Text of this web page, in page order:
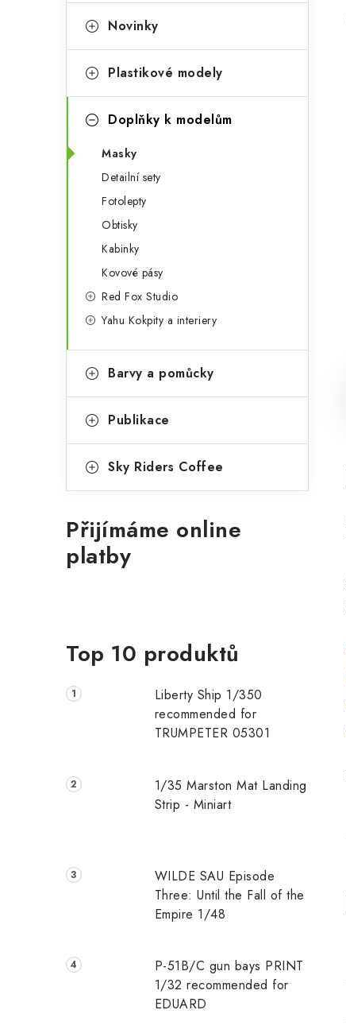
t
r
n
í
o
i
Novinky
Plastikové modely
Doplňky k modelům
Masky
Detailní sety
Fotolepty
Obtisky
Kabinky
Kovové pásy
Red Fox Studio
Yahu Kokpity a interiery
Barvy a pomůcky
Publikace
Sky Riders Coffee
Přijímáme online
platby
Top 10 produktů
Liberty Ship 1/350
recommended for
TRUMPETER 05301
1/35 Marston Mat Landing
Strip - Miniart
WILDE SAU Episode
Three: Until the Fall of the
Empire 1/48
P-51B/C gun bays PRINT
1/32 recommended for
EDUARD